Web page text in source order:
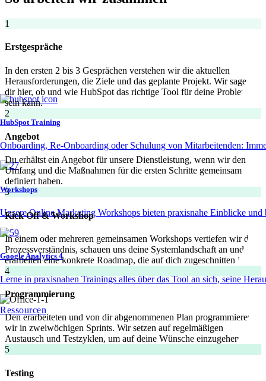
HubSpot Training
Onboarding, Re-Onboarding oder Schulung von Mitarbeitenden:
Workshops
Unsere Online Marketing Workshops bieten praxisnahe Einblicke und
Google Analytics 4
Lerne in praxisnahen Trainings alles über das Tool an sich, seine
Ressourcen
1
Erstgespräche
In den ersten 2 bis 3 Gesprächen verstehen wir die aktuellen
Herausforderungen, die Ziele und das geplante Projekt. Wir sagen
dir hier, ob und wie HubSpot das richtige Tool für deine Probleme
sein kann.
2
Angebot
Du erhältst ein Angebot für unsere Dienstleistung, wenn wir den
Umfang und die Maßnahmen für die ersten Schritte gemeinsam
definiert haben.
3
Kick Off & Workshop
In einem oder mehreren gemeinsamen Workshops vertiefen wir das
Prozessverständnis, schauen uns deine Systemlandschaft an und
erarbeiten eine konkrete Roadmap, die auf dich zugeschnitten ist.
4
Programmierung
Den erarbeiteten und von dir abgenommenen Plan programmieren
wir in zweiwöchigen Sprints. Wir setzen auf regelmäßigen
Austausch und Testzyklen, um auf deine Wünsche einzugehen
5
Testing